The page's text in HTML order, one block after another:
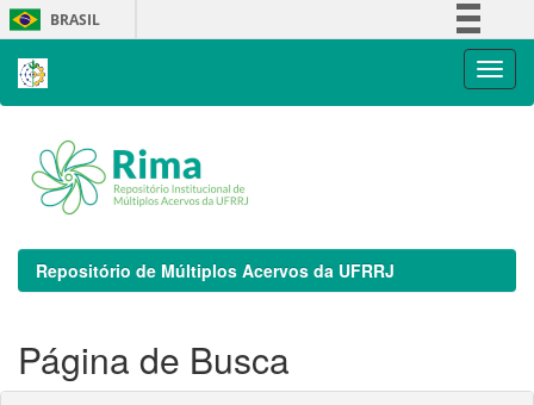
Skip
navigation
BRASIL
Repositório de Múltiplos Acervos da UFRRJ
Página de Busca